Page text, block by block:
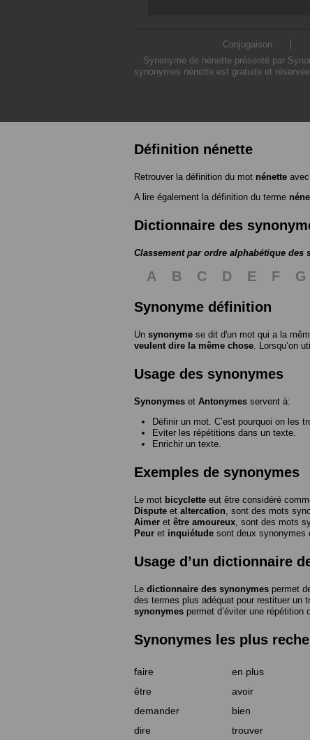
Conjugaison
Synonyme de nénette présenté par
synonymes nénette est gratuite et
Définition nénette
Retrouver la définition du mot nénette
A lire également la définition du terme
Dictionnaire des
Classement par ordre alphabétique des
A B C D E F G
Synonyme définition
Un synonyme se dit d'un mot qui a la
veulent dire la même chose . Lorsqu’on
Usage des synonymes
Synonymes et Antonymes servent à:
Définir un mot. C’est pourquoi on les
Eviter les répétitions dans un texte.
Enrichir un texte.
Exemples de synonymes
Le mot bicyclette eut être considéré
Dispute et altercation , sont des mots
Aimer et être amoureux , sont des mots
Peur et inquiétude sont deux synonymes
Usage d’un dictionnaire
Le dictionnaire des synonymes permet
des termes plus adéquat pour restituer un
synonymes permet d’éviter une
Synonymes les plus
faire en plus
être
avoir
demander
bien
dire
trouver